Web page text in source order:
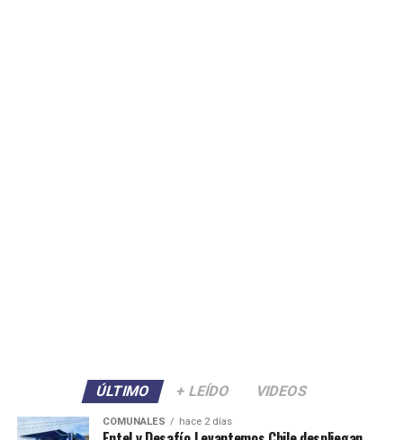
ÚLTIMO + LEÍDO VIDEOS
COMUNALES hace 2 días